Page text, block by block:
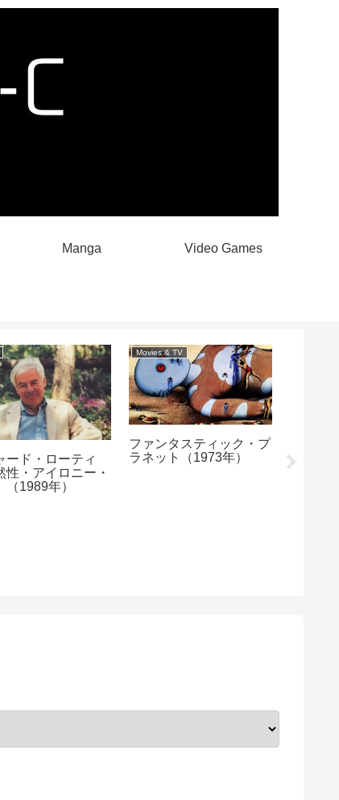
Manga Video Games
ード・ローティ
性・アイロニー・
（1989年）
Movies & TV
ファンタスティック・プ
ラネット（1973年）
年）